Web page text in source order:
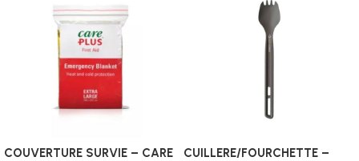
COUVERTURE SURVIE – CARE CUILLERE/FOURCHETTE –